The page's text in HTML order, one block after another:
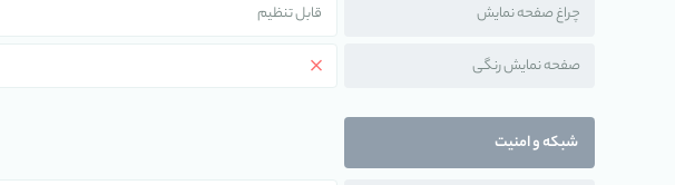
چراغ صفحه نمایش قابل تنظیم
صفحه نمایش رنگی
شبکه و امنیت